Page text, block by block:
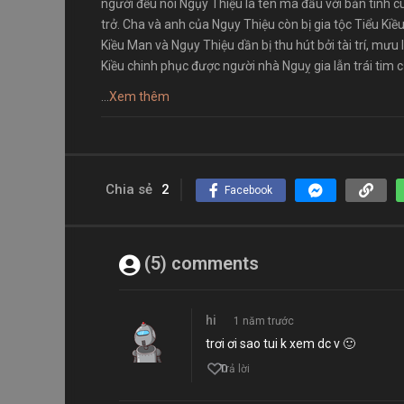
người đều nói Ngụy Thiệu là tên ma đầu với bản tính
trở. Cha và anh của Ngụy Thiệu còn bị gia tộc Tiểu
Kiều Man và Ngụy Thiệu dần bị thu hút bởi tài trí,
Kiều chinh phục được người nhà Nguỵ gia lẫn trái tim
Xem thêm
Chia sẻ 2 Facebook
(5) comments
hi 1 năm trước
trơi ơi sao tui k xem dc v 🙂
0
Trả lời